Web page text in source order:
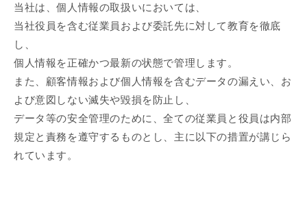
当社は、個人情報の取扱いにおいては、
当社役員を含む従業員および委託先に対して教育を徹底
し、
個人情報を正確かつ最新の状態で管理します。
また、顧客情報および個人情報を含むデータの漏えい、お
よび意図しない滅失や毀損を防止し、
データ等の安全管理のために、全ての従業員と役員は内部
規定と責務を遵守するものとし、主に以下の措置が講じら
れています。